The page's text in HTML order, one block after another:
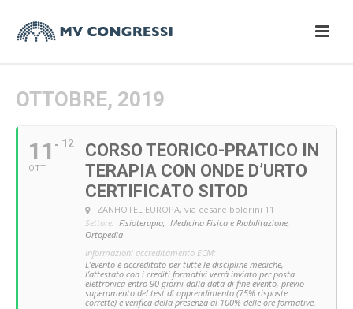
OTTOBRE, 2019
11
OTT
12
CORSO TEORICO-PRATICO IN
TERAPIA CON ONDE D’URTO
CERTIFICATO SITOD
ZANHOTEL EUROPA, via cesare boldrini 11
Settore: Fisioterapia, Medicina Fisica e Riabilitazione,
Ortopedia
Informazioni accreditamento ECM:
L’evento è accreditato per tutte le discipline mediche,
l’attestato con i crediti formativi verrà inviato per posta
elettronica entro 90 giorni dalla data di fine evento, previo
superamento del test di apprendimento (75% risposte
corrette) e verifica della presenza al 100% delle ore formative.